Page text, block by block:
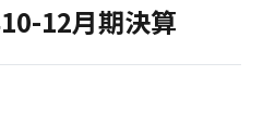
12月期決算